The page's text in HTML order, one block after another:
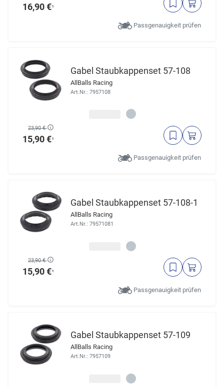
16,90 €¹
Passgenauigkeit prüfen
Gabel Staubkappenset 57-108
AllBalls Racing
Art.Nr.: 7957108
23,90 €
15,90 €¹
Passgenauigkeit prüfen
Gabel Staubkappenset 57-108-1
AllBalls Racing
Art.Nr.: 79571081
23,90 €
15,90 €¹
Passgenauigkeit prüfen
Gabel Staubkappenset 57-109
AllBalls Racing
Art.Nr.: 7957109